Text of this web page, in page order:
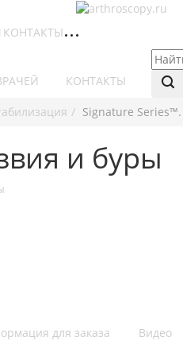
КОНТАКТЫ
КОНТАКТЫ
Signature
и буры
для заказа
Видео